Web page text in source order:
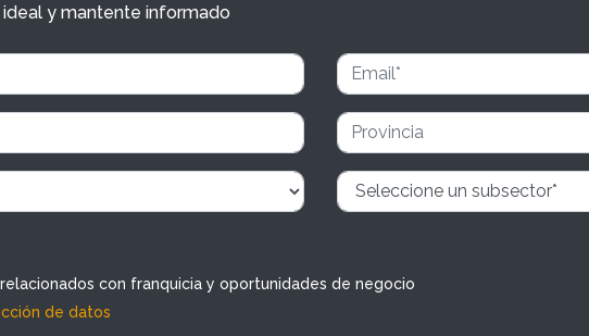
y mantente informado
con franquicia y oportunidades de negocio
de datos